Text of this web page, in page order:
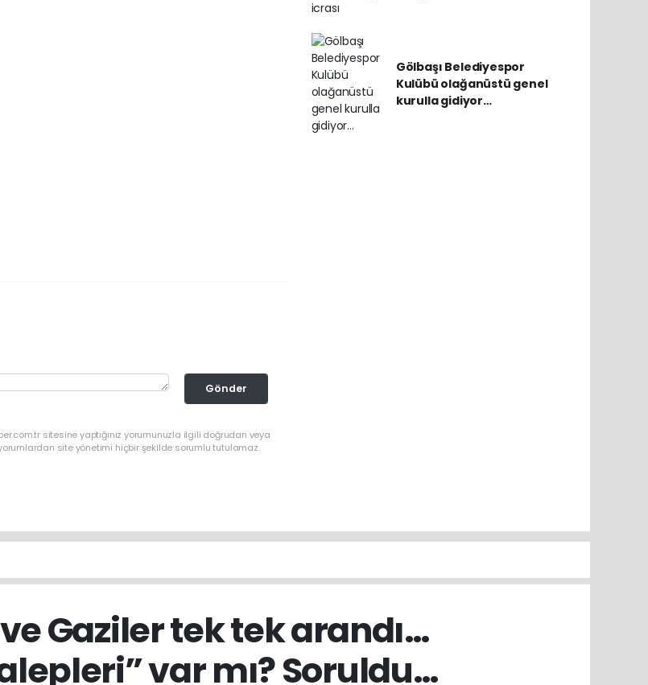
Gönder
sitesine yaptığınız yorumunuzla ilgili doğrudan veya
site yönetimi hiçbir şekilde sorumlu tutulamaz.
Gölbaşı Belediyespor
Kulübü olağanüstü genel
kurulla gidiyor…
Gaziler tek tek arandı…
var mı? Soruldu…